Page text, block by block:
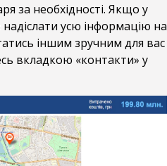
за необхідності. Якщо у
усю інформацію на
іншим зручним для вас
вкладкою «контакти» у